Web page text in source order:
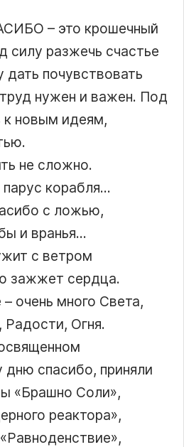
– это крошечный
силу разжечь счастье
дать почувствовать
труд нужен и важен. Под
к новым идеям,
не сложно.
корабля…
с ложью,
и вранья…
с ветром
зажжет сердца.
очень много Света,
Огня.
спасибо, приняли
«Брашно Соли»,
реактора»,